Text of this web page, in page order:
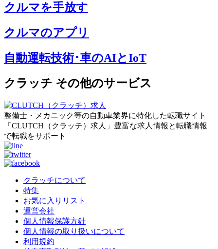
クルマを手放す
クルマのアプリ
自動運転技術･車のAIとIoT
クラッチ その他のサービス
整備士・メカニック等の自動車業界に特化した転職サイト
「CLUTCH（クラッチ）求人」豊富な求人情報と転職情報
で転職をサポート
クラッチについて
特集
お気に入りリスト
運営会社
個人情報保護方針
個人情報の取り扱いについて
利用規約